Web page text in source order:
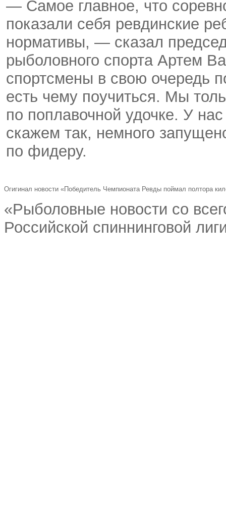
— Самое главное, что
показали себя ревдинские
нормативы, — сказал
рыболовного спорта Артем
спортсмены в свою очередь
есть чему поучиться. Мы
по поплавочной удочке. У
скажем так, немного
по фидеру.
Огигинал новости «Победитель Чемпионата Ревды поймал полтора
«Рыболовные новости со
Российской спиннинговой